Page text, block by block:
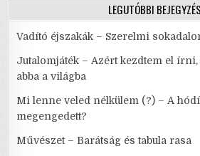
LEGUTÓBBI
Vadító éjszakák – Szerelmi
Jutalomjáték – Azért kezdtem el
abba a világba
Mi lenne veled nélkülem (?) – A
megengedett?
Művészet – Barátság és tabula rasa